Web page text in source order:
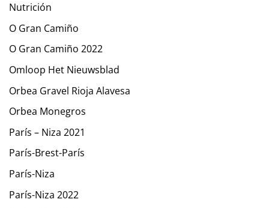
Nutrición
O Gran Camiño
O Gran Camiño 2022
Omloop Het Nieuwsblad
Orbea Gravel Rioja Alavesa
Orbea Monegros
París – Niza 2021
París-Brest-París
París-Niza
París-Niza 2022